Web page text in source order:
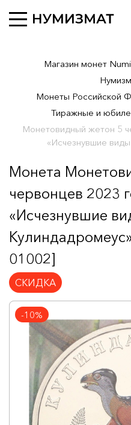
Магазин монет
Монеты Российской
Тиражные и
Монетовидный жетон 5
«Исчезнувшие
Монета
червонцев 2023
«Исчезнувшие
01002]
СКИДКА
-10%